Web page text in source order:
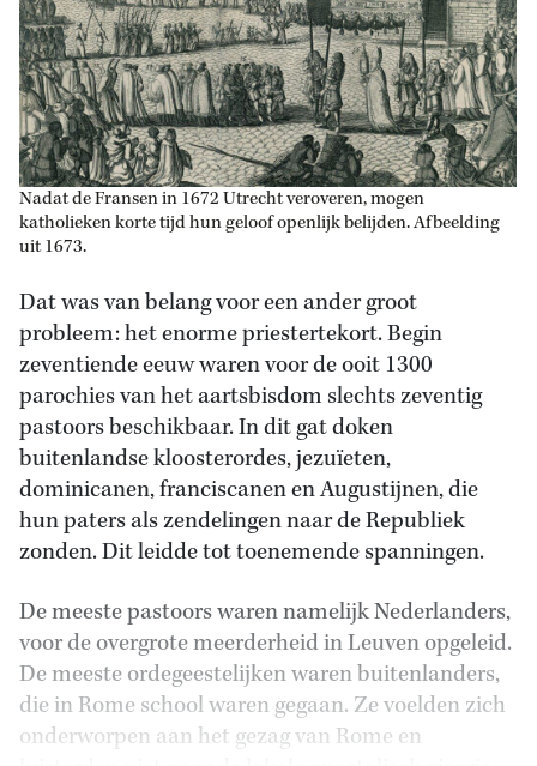
Nadat de Fransen in 1672 Utrecht veroveren, mogen
katholieken korte tijd hun geloof openlijk belijden. Afbeelding
uit 1673.
Dat was van belang voor een ander groot
probleem: het enorme priestertekort. Begin
zeventiende eeuw waren voor de ooit 1300
parochies van het aartsbisdom slechts zeventig
pastoors beschikbaar. In dit gat doken
buitenlandse kloosterordes, jezuïeten,
dominicanen, franciscanen en Augustijnen, die
hun paters als zendelingen naar de Republiek
zonden. Dit leidde tot toenemende spanningen.
De meeste pastoors waren namelijk Nederlanders,
voor de overgrote meerderheid in Leuven opgeleid.
De meeste ordegeestelijken waren buitenlanders,
die in Rome school waren gegaan. Ze voelden zich
onderworpen aan het gezag van Rome en